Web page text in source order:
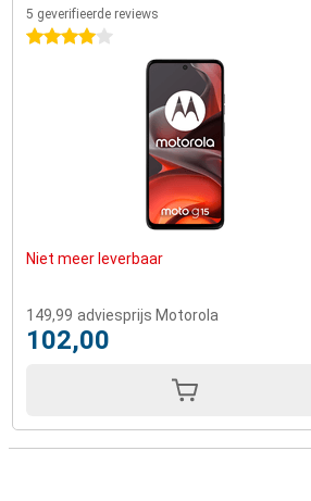
5 geverifieerde reviews
4 sterren
Niet meer leverbaar
149,99 adviesprijs Motorola
102,00